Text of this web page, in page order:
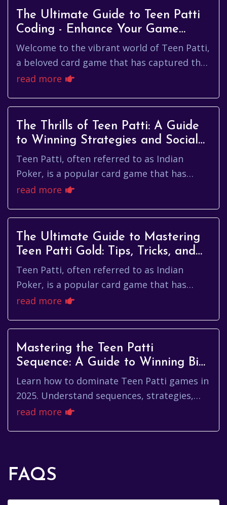
The Ultimate Guide to Teen Patti
Coding - Enhance Your Game
Development Skills
Welcome to the vibrant world of Teen Patti,
a beloved card game that has captured the
hearts of millions throughout India and
read more
The Thrills of Teen Patti: A Guide
to Winning Strategies and Social
Play
Teen Patti, often referred to as Indian
Poker, is a popular card game that has
captivated the hearts and minds of players
read more
The Ultimate Guide to Mastering
Teen Patti Gold: Tips, Tricks, and
Strategies
Teen Patti, often referred to as Indian
Poker, is a popular card game that has
captivated players worldwide. With its roots
read more
Mastering the Teen Patti
Sequence: A Guide to Winning Big
in 2025
Learn how to dominate Teen Patti games in
2025. Understand sequences, strategies,
and tips to enhance your gameplay. Explore
read more
FAQS